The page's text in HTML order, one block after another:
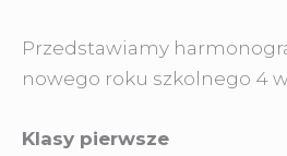
Przedstawiamy
nowego roku szkolnego 4
Klasy pierwsze